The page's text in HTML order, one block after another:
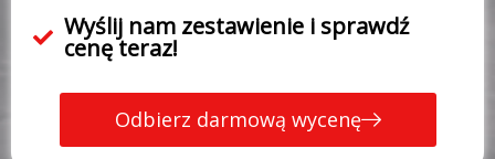
Wyślij nam zestawienie i sprawdź
cenę teraz!
Odbierz darmową wycenę